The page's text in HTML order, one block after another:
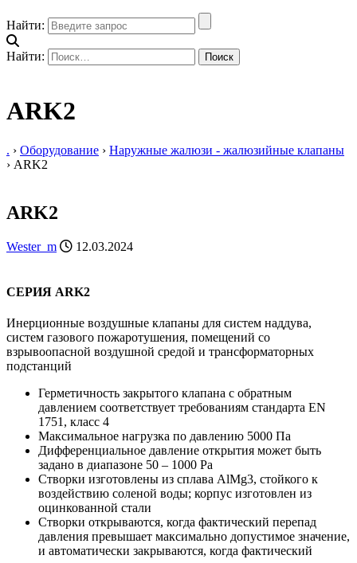
Найти:
Найти:
ARK2
. › Оборудование › Наружные жалюзи - жалюзийные клапаны
› ARK2
ARK2
Wester_m 12.03.2024
СЕРИЯ ARK2
Инерционные воздушные клапаны для систем наддува,
систем газового пожаротушения, помещений со
взрывоопасной воздушной средой и трансформаторных
подстанций
Герметичность закрытого клапана с обратным
давлением соответствует требованиям стандарта EN
1751, класс 4
Максимальное нагрузка по давлению 5000 Па
Дифференциальное давление открытия может быть
задано в диапазоне 50 – 1000 Pa
Створки изготовлены из сплава AlMg3, стойкого к
воздействию соленой воды; корпус изготовлен из
оцинкованной стали
Створки открываются, когда фактический перепад
давления превышает максимально допустимое значение,
и автоматически закрываются, когда фактический